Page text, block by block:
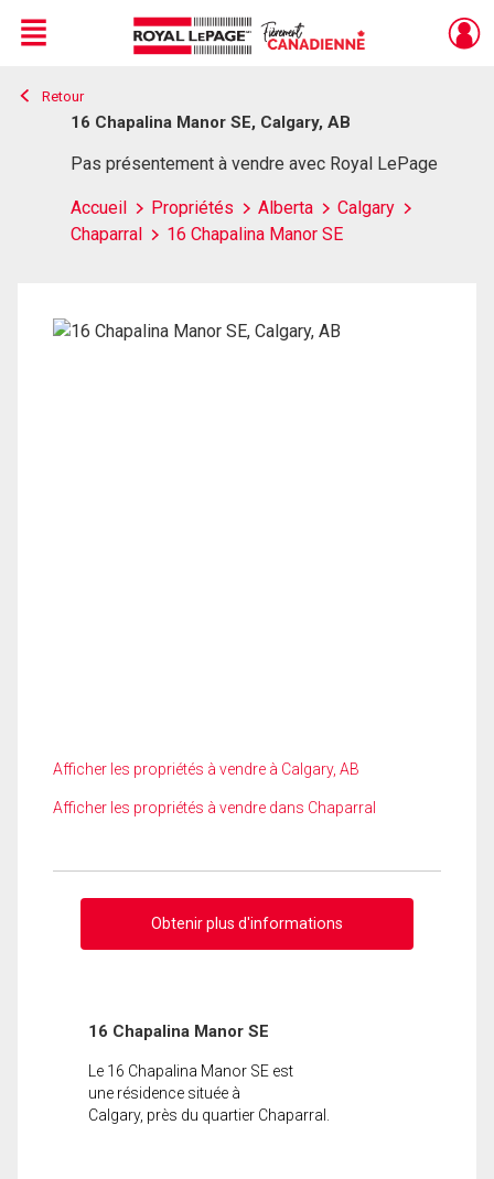
Live
En Direct
Menu
Retour
16 Chapalina Manor SE, Calgary, AB
Pas présentement à vendre avec Royal LePage
Accueil Propriétés Alberta
Calgary
Chaparral
16 Chapalina Manor SE
Afficher les propriétés à vendre à Calgary, AB
Afficher les propriétés à vendre dans Chaparral
Obtenir plus d'informations
16 Chapalina Manor SE
Le 16 Chapalina Manor SE est
une résidence située à
Calgary, près du quartier Chaparral.